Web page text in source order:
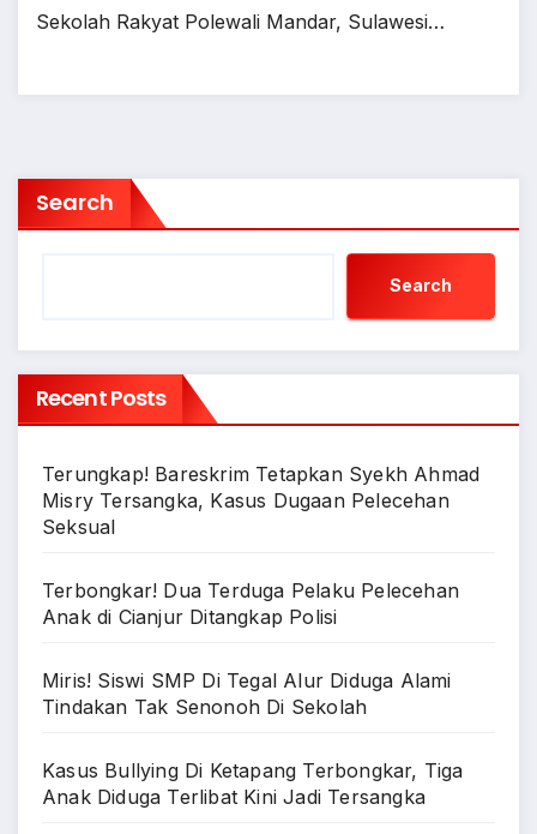
Sekolah Rakyat Polewali Mandar, Sulawesi…
Search
Search
Recent Posts
Terungkap! Bareskrim Tetapkan Syekh Ahmad
Misry Tersangka, Kasus Dugaan Pelecehan
Seksual
Terbongkar! Dua Terduga Pelaku Pelecehan
Anak di Cianjur Ditangkap Polisi
Miris! Siswi SMP Di Tegal Alur Diduga Alami
Tindakan Tak Senonoh Di Sekolah
Kasus Bullying Di Ketapang Terbongkar, Tiga
Anak Diduga Terlibat Kini Jadi Tersangka